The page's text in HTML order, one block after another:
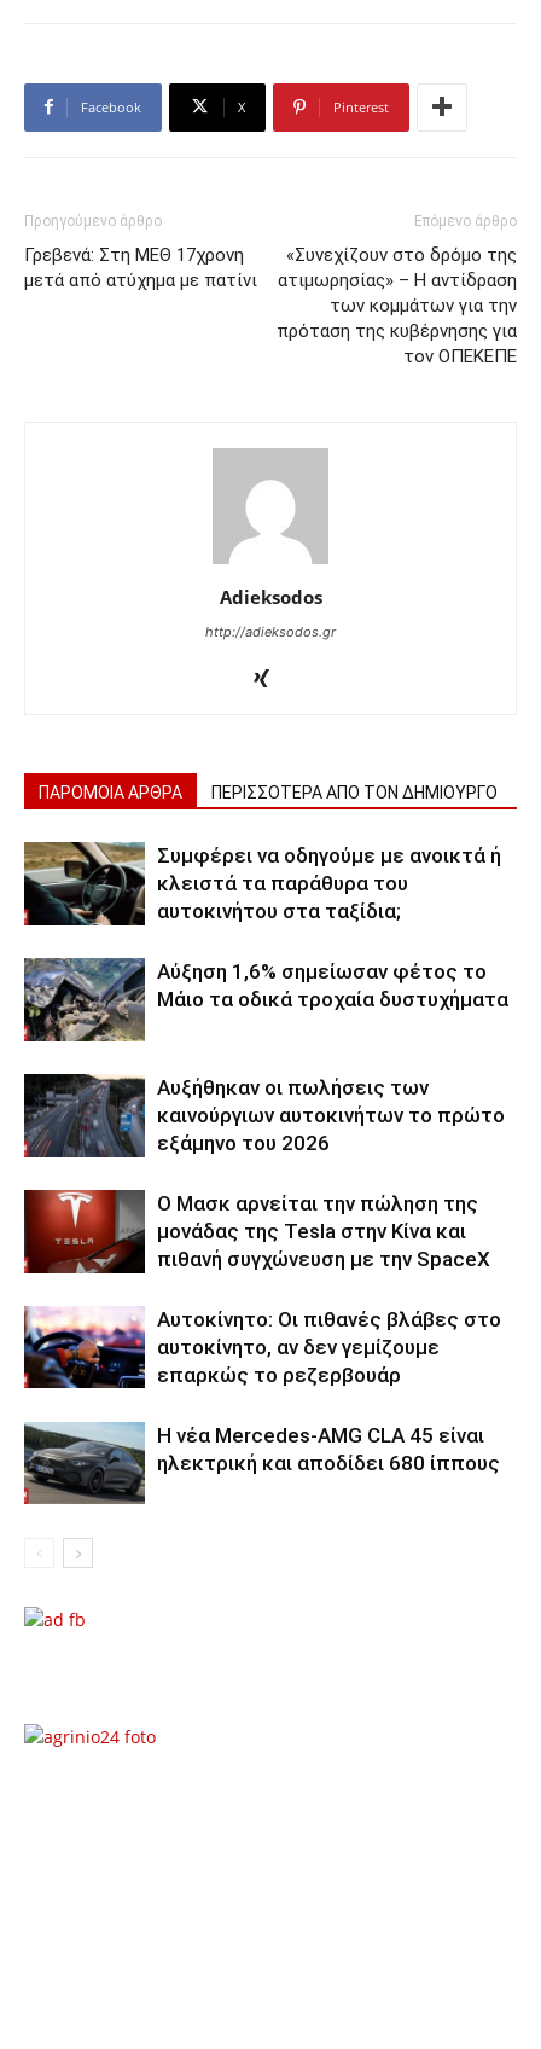
Facebook X Pinterest
Προηγούμενο άρθρο
Γρεβενά: Στη ΜΕΘ 17χρονη
μετά από ατύχημα με πατίνι
Επόμενο άρθρο
«Συνεχίζουν στο δρόμο της
ατιμωρησίας» – Η αντίδραση
των κομμάτων για την
πρόταση της κυβέρνησης για
τον ΟΠΕΚΕΠΕ
Adieksodos
http://adieksodos.gr
ΠΑΡΟΜΟΙΑ ΑΡΘΡΑ ΠΕΡΙΣΣΟΤΕΡΑ ΑΠΟ ΤΟΝ ΔΗΜΙΟΥΡΓΟ
Συμφέρει να οδηγούμε με ανοικτά ή
κλειστά τα παράθυρα του
αυτοκινήτου στα ταξίδια;
Αύξηση 1,6% σημείωσαν φέτος το
Μάιο τα οδικά τροχαία δυστυχήματα
Αυξήθηκαν οι πωλήσεις των
καινούργιων αυτοκινήτων το πρώτο
εξάμηνο του 2026
Ο Μασκ αρνείται την πώληση της
μονάδας της Tesla στην Κίνα και
πιθανή συγχώνευση με την SpaceX
Αυτοκίνητο: Οι πιθανές βλάβες στο
αυτοκίνητο, αν δεν γεμίζουμε
επαρκώς το ρεζερβουάρ
Η νέα Mercedes-AMG CLA 45 είναι
ηλεκτρική και αποδίδει 680 ίππους